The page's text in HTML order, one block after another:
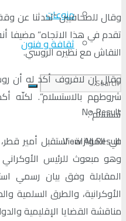
منوعات
ثقافة و فنون
No Result
View All Result
وقال للصحافيين “تحدثنا عن
تقدم في هذا الاتجاه” مضيفا
النقاش مع نظيره الروسي.
وقال إن لافروف أكد له أن
شروطهم بالاستسلام”. لكنّه
تستسلم”.
في الموازاة، استقبل أمير
وهو مبعوث للرئيس
المقابلة وفق بيان رسمي
الأوكرانية، والطرق السلمية
مناقشة القضايا الإقليمية